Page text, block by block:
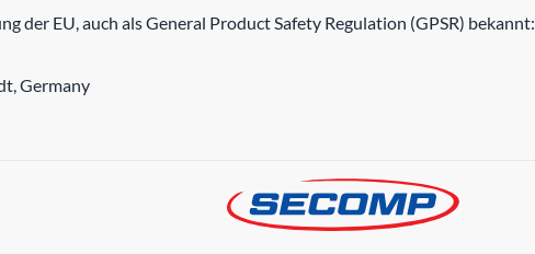
der EU, auch als General Product Safety Regulation (GPSR) bekannt:
Germany